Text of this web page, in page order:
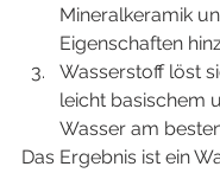
Mineralkeramik
Eigenschaften
Wasserstoff löst
leicht basischem
Wasser am
Das Ergebnis ist ein